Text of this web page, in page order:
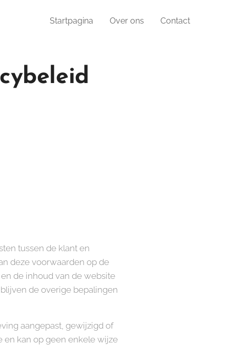
Startpagina Over ons Contact
tussen de klant en
deze voorwaarden op de
de inhoud van de website
de overige bepalingen
aangepast, gewijzigd of
en kan op geen enkele wijze